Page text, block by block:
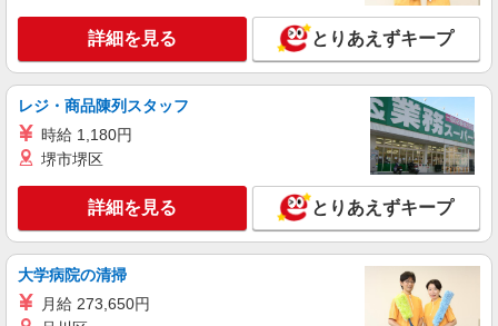
時給1800円〜2000円（経験・能力による） ※
残業代支給 ★交通費別途支給（規定あり） ゜
+゜・。○。・゜+゜・。○。・゜+゜ 入社祝い金10
万円支給(規定有) お友達を紹介頂くと, インセンテ
ィブ支給(規定有) ★月2回払い・週払い可能（規程
有）★ ゜・。○。・゜+゜・。○。・゜+゜
兵庫県西宮市の楽天モバイルショップ
キープ 詳細を見る
株式会社シエロ
携帯販売スタッフ【docomo】
時給1700円〜1800円（経験・能力による） ※
残業代支給 ★交通費別途支給（規定あり） ゜
+゜・。○。・゜+゜・。○。・゜+゜ 入社祝い金10
万円支給(規定有) お友達を紹介頂くと, インセンテ
詳細を見る とりあえずキープ
レジ・商品陳列スタッフ
時給 1,180円
堺市堺区
詳細を見る とりあえずキープ
大学病院の清掃
月給 273,650円